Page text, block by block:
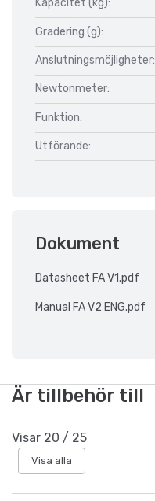
Kapacitet (kg):
Gradering (g):
Anslutningsmöjligheter:
Newtonmeter:
Funktion:
Utförande:
Dokument
Datasheet FA V1.pdf
Manual FA V2 ENG.pdf
Är tillbehör till
Visar 20 / 25
Visa alla